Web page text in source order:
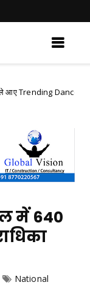
Dance Move
में 640
National